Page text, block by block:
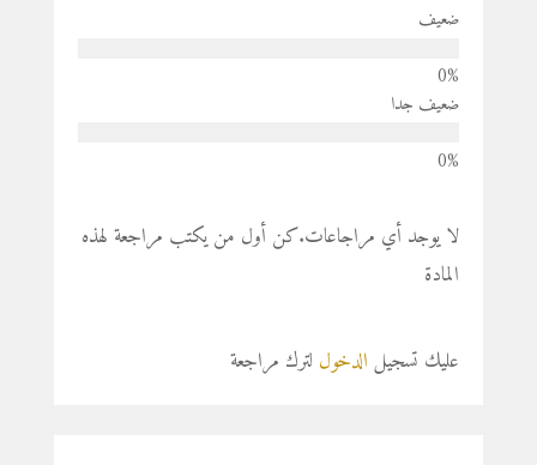
ضعيف
ضعيف جدا
لا يوجد أي مراجاعات.كن أول من يكتب مراجعة لهذه
المادة
عليك تسجيل الدخول لترك مراجعة